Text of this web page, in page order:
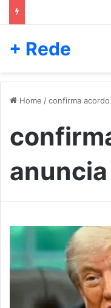
+ Rede
Home /confirma
anuncia